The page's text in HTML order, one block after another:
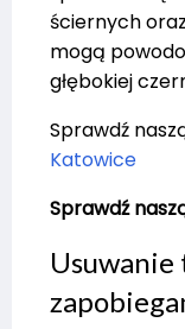
ściernych
mogą
głębokiej
Sprawdź
Katowice
Sprawdź